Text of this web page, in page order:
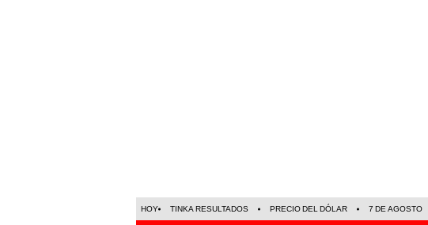
HOY TINKA RESULTADOS PRECIO DEL DÓLAR 7 DE AGOSTO